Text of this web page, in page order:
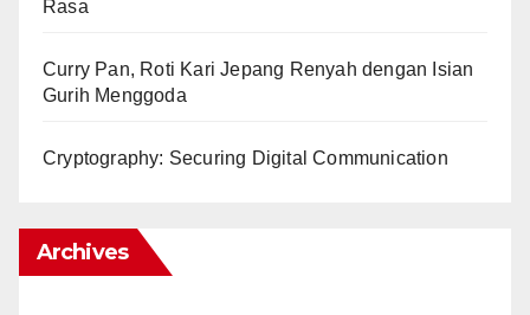
Rasa
Curry Pan, Roti Kari Jepang Renyah dengan Isian
Gurih Menggoda
Cryptography: Securing Digital Communication
Archives